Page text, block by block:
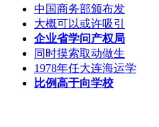
中国商务部颁布发
大概可以或许吸引
企业省学问产权局
同时摸索取动做生
1978年任大连海运学
比例高于向学校